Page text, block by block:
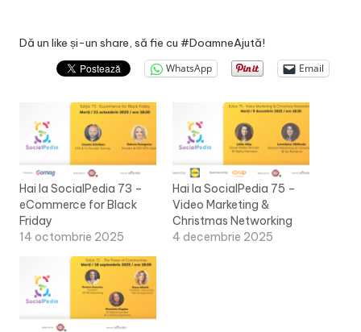
Dă un like și-un share, să fie cu #DoamneAjută!
WhatsApp Email
Hai la SocialPedia 73 –
eCommerce for Black
Friday
14 octombrie 2025
Hai la SocialPedia 75 –
Video Marketing &
Christmas Networking
4 decembrie 2025